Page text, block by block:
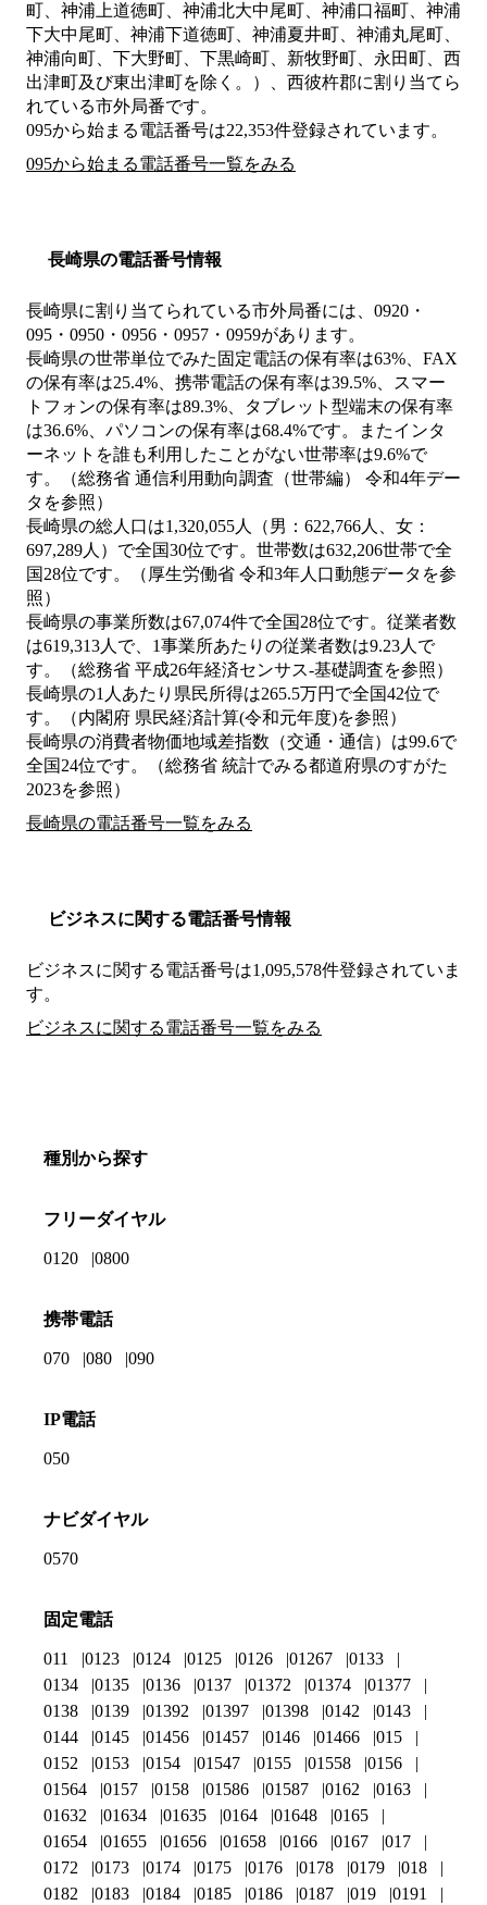
町、神浦上道徳町、神浦北大中尾町、神浦口福町、神浦
下大中尾町、神浦下道徳町、神浦夏井町、神浦丸尾町、
神浦向町、下大野町、下黒崎町、新牧野町、永田町、西
出津町及び東出津町を除く。）、西彼杵郡に割り当てら
れている市外局番です。
095から始まる電話番号は22,353件登録されています。
095から始まる電話番号一覧をみる
長崎県の電話番号情報
長崎県に割り当てられている市外局番には、0920・
095・0950・0956・0957・0959があります。
長崎県の世帯単位でみた固定電話の保有率は63%、FAX
の保有率は25.4%、携帯電話の保有率は39.5%、スマー
トフォンの保有率は89.3%、タブレット型端末の保有率
は36.6%、パソコンの保有率は68.4%です。またインタ
ーネットを誰も利用したことがない世帯率は9.6%で
す。（総務省 通信利用動向調査（世帯編） 令和4年デー
タを参照）
長崎県の総人口は1,320,055人（男：622,766人、女：
697,289人）で全国30位です。世帯数は632,206世帯で全
国28位です。（厚生労働省 令和3年人口動態データを参
照）
長崎県の事業所数は67,074件で全国28位です。従業者数
は619,313人で、1事業所あたりの従業者数は9.23人で
す。（総務省 平成26年経済センサス‐基礎調査を参照）
長崎県の1人あたり県民所得は265.5万円で全国42位で
す。（内閣府 県民経済計算(令和元年度)を参照）
長崎県の消費者物価地域差指数（交通・通信）は99.6で
全国24位です。（総務省 統計でみる都道府県のすがた
2023を参照）
長崎県の電話番号一覧をみる
ビジネスに関する電話番号情報
ビジネスに関する電話番号は1,095,578件登録されていま
す。
ビジネスに関する電話番号一覧をみる
種別から探す
フリーダイヤル
0120 0800
携帯電話
070 080 090
IP電話
050
ナビダイヤル
0570
固定電話
011 0123 0124 0125 0126 01267
0133
0134
0135 0136 0137 01372 01374
01377
0138
0139 01392 01397 01398 0142
0143
0144
0145 01456 01457 0146 01466
015
0152
0153 0154 01547 0155 01558
0156
01564
0157 0158 01586 01587 0162
0163
01632
01634 01635 0164 01648
0165
01654
01655 01656 01658 0166 0167
017
0172
0173 0174 0175 0176 0178 0179
018
0182
0183 0184 0185 0186 0187 019 0191